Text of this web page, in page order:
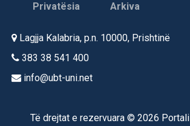
Privatësia Arkiva
Lagjja Kalabria, p.n. 10000, Prishtinë
383 38 541 400
info@ubt-uni.net
Të drejtat e rezervuara © 2026 Portali